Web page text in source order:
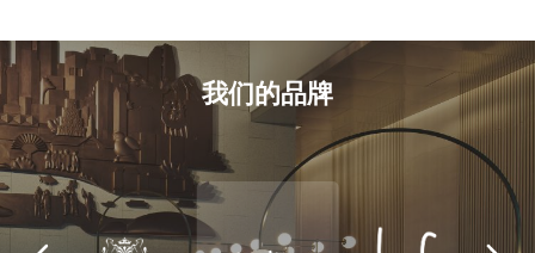
我们的品牌